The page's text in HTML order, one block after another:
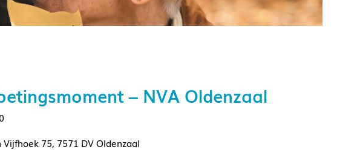
– NVA Oldenzaal
75, 7571 DV Oldenzaal